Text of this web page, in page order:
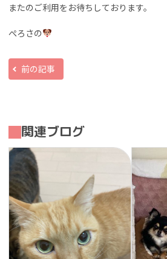
またのご利用をお待ちしております。
ぺろさの
前の記事
関連ブログ